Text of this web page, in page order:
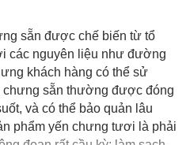
sẵn được chế biến từ tổ
các nguyên liệu như đường
khách hàng có thể sử
chưng sẵn thường được đóng
và có thể bảo quản lâu
phẩm yến chưng tươi là phải